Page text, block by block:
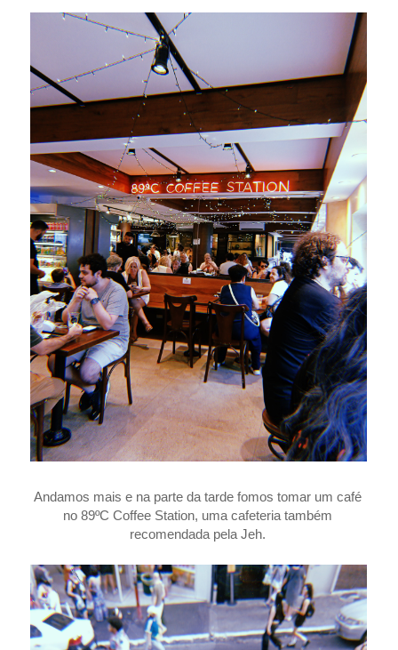
Andamos mais e na parte da tarde fomos tomar um café
no 89ºC Coffee Station, uma cafeteria também
recomendada pela Jeh.